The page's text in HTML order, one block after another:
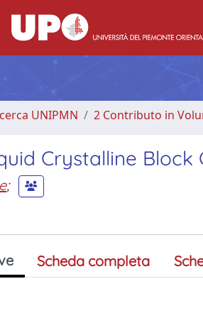
UNIPMN 2 Contributo in
Crystalline Block
;
Scheda completa